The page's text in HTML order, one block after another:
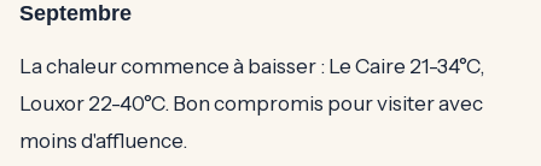
Septembre
La chaleur commence à baisser : Le Caire 21-34°C,
Louxor 22-40°C. Bon compromis pour visiter avec
moins d'affluence.